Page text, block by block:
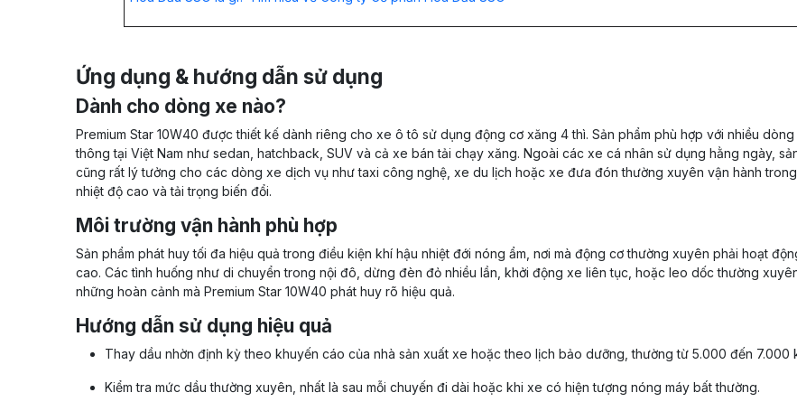
Ứng dụng & hướng dẫn sử dụng
Dành cho dòng xe nào?
Premium Star 10W40 được thiết kế dành riêng cho xe ô tô sử dụng động cơ xăng 4 thì. Sản phẩm phù hợp với nhiều
thông tại Việt Nam như sedan, hatchback, SUV và cả xe bán tải chạy xăng. Ngoài các xe cá nhân sử dụng hằng ngày,
cũng rất lý tưởng cho các dòng xe dịch vụ như taxi công nghệ, xe du lịch hoặc xe đưa đón thường xuyên vận hành
nhiệt độ cao và tải trọng biến đổi.
Môi trường vận hành phù hợp
Sản phẩm phát huy tối đa hiệu quả trong điều kiện khí hậu nhiệt đới nóng ẩm, nơi mà động cơ thường xuyên phải hoạt
cao. Các tình huống như di chuyển trong nội đô, dừng đèn đỏ nhiều lần, khởi động xe liên tục, hoặc leo dốc thường
những hoàn cảnh mà Premium Star 10W40 phát huy rõ hiệu quả.
Hướng dẫn sử dụng hiệu quả
Thay dầu nhờn định kỳ theo khuyến cáo của nhà sản xuất xe hoặc theo lịch bảo dưỡng, thường từ 5.000 đến 7.000
Kiểm tra mức dầu thường xuyên, nhất là sau mỗi chuyến đi dài hoặc khi xe có hiện tượng nóng máy bất thường.